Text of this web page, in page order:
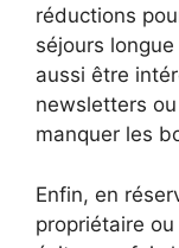
réductions
séjours
aussi être
newsletters
manquer les
Enfin, en
propriétaire